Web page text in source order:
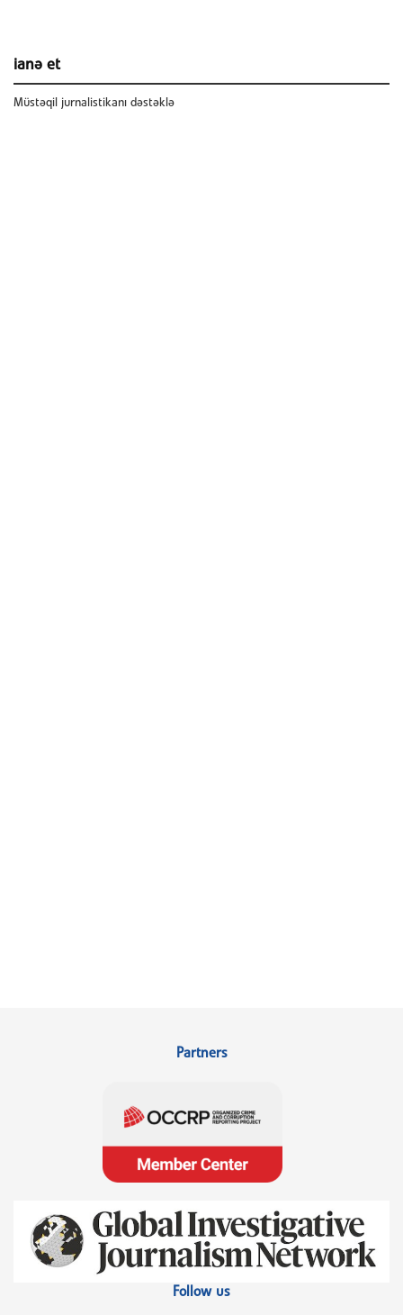
ianə et
Müstəqil jurnalistikanı dəstəklə
Partners
Follow us